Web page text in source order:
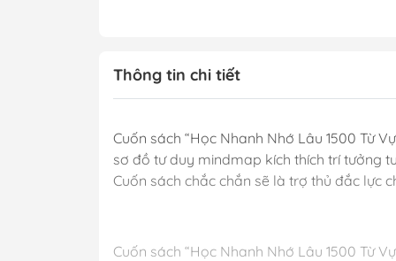
Thông tin chi tiết
Cuốn sách “Học Nhanh Nhớ Lâu 1500 Từ
sơ đồ tư duy mindmap kích thích trí tưởng
Cuốn sách chắc chắn sẽ là trợ thủ đắc lực
Cuốn sách “Học Nhanh Nhớ Lâu 1500 Từ